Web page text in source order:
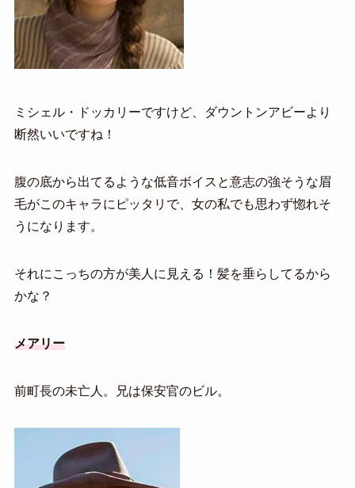
ミシェル・ドッカリーですけど、ダウントンアビーより
断然いいですね！
腹の底から出てるような低音ボイスと意志の強そうな眉
毛がこのキャラにピッタリで、女の私でも思わず惚れそ
うになります。
それにこっちの方が美人に見える！髪を垂らしてるから
かな？
メアリー
前町長の未亡人。兄は保安官のビル。